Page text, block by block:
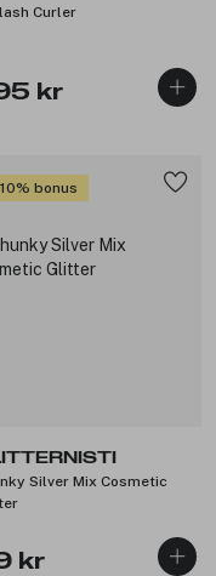
Curler
kr
bonus
Silver Mix Cosmetic
kr